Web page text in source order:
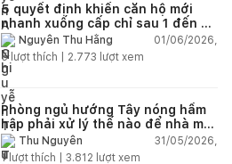
5 quyết định khiến căn hộ mới
nhanh xuống cấp chỉ sau 1 đến 2
nămNguyễn Thu Hằng
01/06/2026,
5lượt thích | 2.773 lượt xem
Phòng ngủ hướng Tây nóng hầm
hập phải xử lý thế nào để nhà mát
hơn?Thu Nguyễn
31/05/2026,
1lượt thích | 3.812 lượt xem